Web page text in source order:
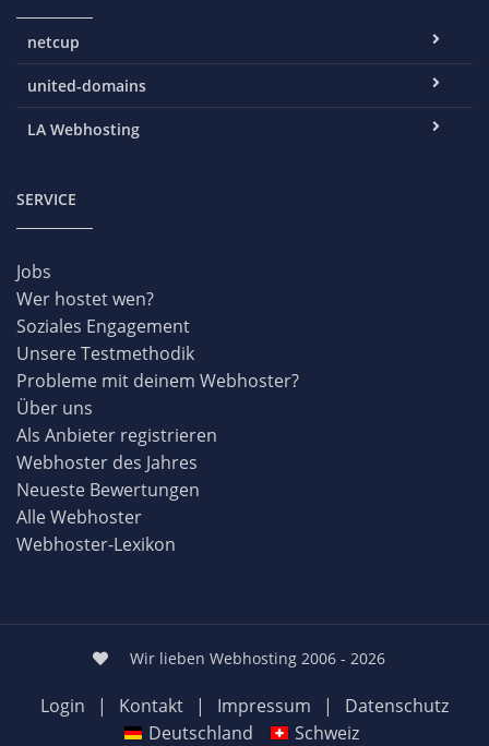
netcup
united-domains
LA Webhosting
SERVICE
Jobs
Wer hostet wen?
Soziales Engagement
Unsere Testmethodik
Probleme mit deinem Webhoster?
Über uns
Als Anbieter registrieren
Webhoster des Jahres
Neueste Bewertungen
Alle Webhoster
Webhoster-Lexikon
Wir lieben Webhosting 2006 - 2026
Login | Kontakt | Impressum |
Datenschutz
Deutschland
Schweiz